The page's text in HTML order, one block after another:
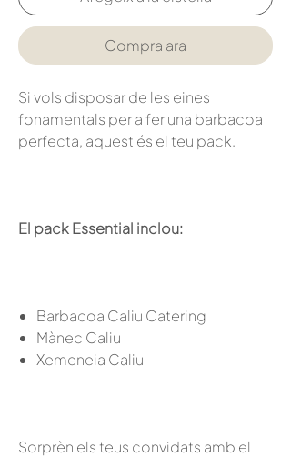
Compra ara
Si vols disposar de les eines
fonamentals per a fer una barbacoa
perfecta, aquest és el teu pack.
El pack Essential inclou:
Barbacoa Caliu Catering
Mànec Caliu
Xemeneia Caliu
Sorprèn els teus convidats amb el